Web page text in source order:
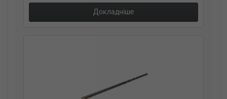
Докладніше